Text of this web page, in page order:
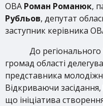
ОВА Роман Романюк,
Рубльов, депутат
заступник керівника
До
громад області
представника
Відкриваючи засідання,
що ініціатива